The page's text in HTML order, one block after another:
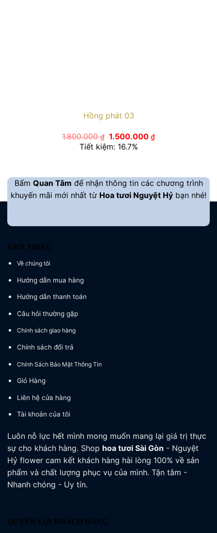
Hồng phát 03
1.800.000₫ Giá
gốc
là:
1.500.000₫Giá
Tiết kiệm: 16.7%
Bấm Quan Tâm để nhận thông tin các chương trình
khuyến mãi mới nhất từ Hoa tươi Nguyệt Hỷ bạn nhé!
GIỚI THIỆU
Về chúng tôi
Hướng dẫn mua hàng
Hướng dẫn thanh toán
Câu hỏi thường gặp
Chính sách giao hàng
Chính sách đổi trả
Chính Sách Bảo Mật Thông Tin
Giỏ Hàng
Liên hệ cửa hàng
Tài khoản của tôi
Luôn nỗ lực hết mình mong muốn mang lại giá trị thực
sự cho khách hàng. Shop hoa tươi Sài Gòn - Nguyệt
Hỷ flower cam kết khách hàng hài lòng 100% về sản
phẩm và chất lượng phục vụ của mình. Tận tâm -
Nhanh chóng - Uy tín.
QUYỀN LỢI KHÁCH HÀNG